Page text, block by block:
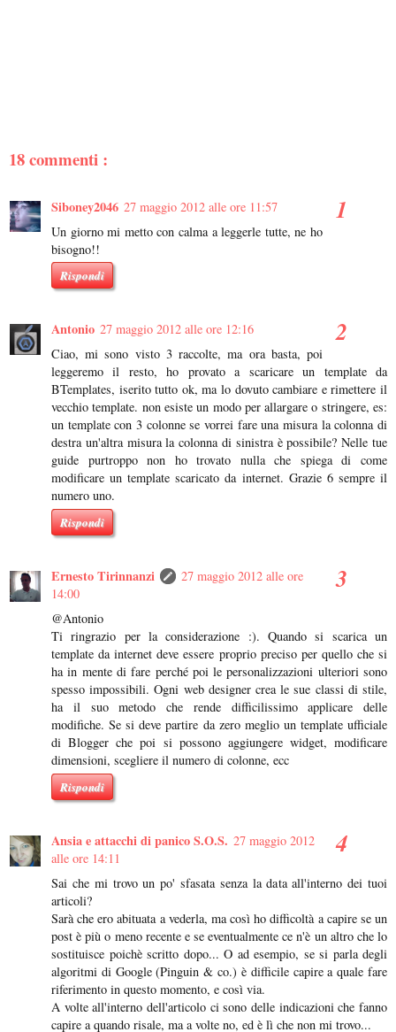
18 commenti :
Siboney2046 27 maggio 2012 alle ore 11:57
Un giorno mi metto con calma a leggerle tutte, ne ho
bisogno!!
Rispondi
Antonio 27 maggio 2012 alle ore 12:16
Ciao, mi sono visto 3 raccolte, ma ora basta, poi
leggeremo il resto, ho provato a scaricare un template da
BTemplates, iserito tutto ok, ma lo dovuto cambiare e rimettere il
vecchio template. non esiste un modo per allargare o stringere, es:
un template con 3 colonne se vorrei fare una misura la colonna di
destra un'altra misura la colonna di sinistra è possibile? Nelle tue
guide purtroppo non ho trovato nulla che spiega di come
modificare un template scaricato da internet. Grazie 6 sempre il
numero uno.
Rispondi
Ernesto Tirinnanzi
27 maggio 2012 alle ore
14:00
@Antonio
Ti ringrazio per la considerazione :). Quando si scarica un
template da internet deve essere proprio preciso per quello che si
ha in mente di fare perché poi le personalizzazioni ulteriori sono
spesso impossibili. Ogni web designer crea le sue classi di stile,
ha il suo metodo che rende difficilissimo applicare delle
modifiche. Se si deve partire da zero meglio un template ufficiale
di Blogger che poi si possono aggiungere widget, modificare
dimensioni, scegliere il numero di colonne, ecc
Rispondi
Ansia e attacchi di panico S.O.S. 27 maggio 2012
alle ore 14:11
Sai che mi trovo un po' sfasata senza la data all'interno dei tuoi
articoli?
Sarà che ero abituata a vederla, ma così ho difficoltà a capire se un
post è più o meno recente e se eventualmente ce n'è un altro che lo
sostituisce poichè scritto dopo... O ad esempio, se si parla degli
algoritmi di Google (Pinguin & co.) è difficile capire a quale fare
riferimento in questo momento, e così via.
A volte all'interno dell'articolo ci sono delle indicazioni che fanno
capire a quando risale, ma a volte no, ed è lì che non mi trovo...